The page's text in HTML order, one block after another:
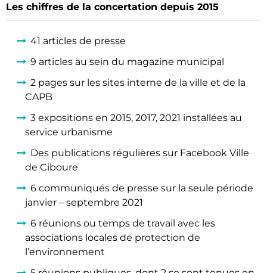
Les chiffres de la concertation depuis 2015
41 articles de presse
9 articles au sein du magazine municipal
2 pages sur les sites interne de la ville et de la
CAPB
3 expositions en 2015, 2017, 2021 installées au
service urbanisme
Des publications régulières sur Facebook Ville
de Ciboure
6 communiqués de presse sur la seule période
janvier – septembre 2021
6 réunions ou temps de travail avec les
associations locales de protection de
l’environnement